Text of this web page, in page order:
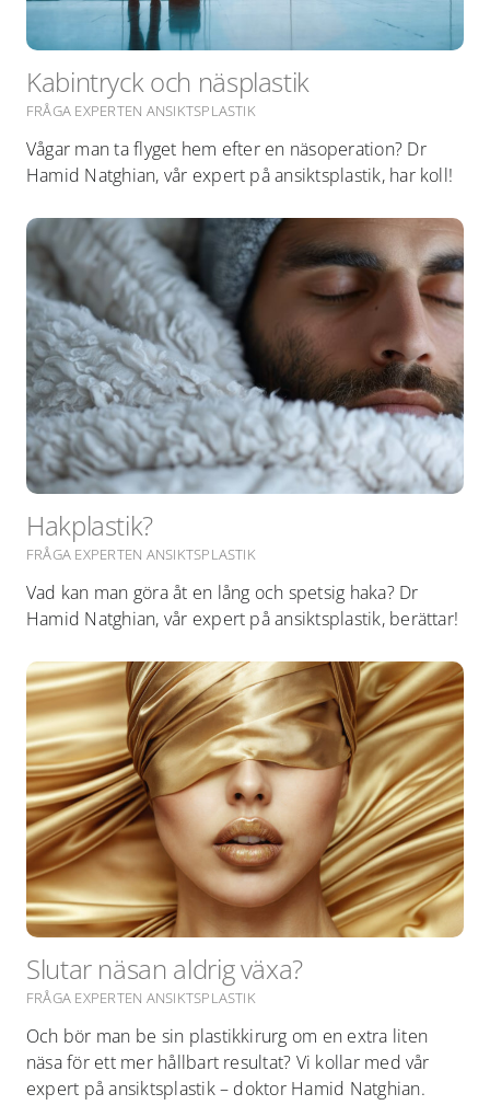
Kabintryck och näsplastik
FRÅGA EXPERTEN ANSIKTSPLASTIK
Vågar man ta flyget hem efter en näsoperation? Dr
Hamid Natghian, vår expert på ansiktsplastik, har koll!
Hakplastik?
FRÅGA EXPERTEN ANSIKTSPLASTIK
Vad kan man göra åt en lång och spetsig haka? Dr
Hamid Natghian, vår expert på ansiktsplastik, berättar!
Slutar näsan aldrig växa?
FRÅGA EXPERTEN ANSIKTSPLASTIK
Och bör man be sin plastikkirurg om en extra liten
näsa för ett mer hållbart resultat? Vi kollar med vår
expert på ansiktsplastik – doktor Hamid Natghian.